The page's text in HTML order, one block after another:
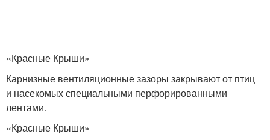
«Красные Крыши»
Карнизные вентиля­ционные зазоры закрыва­ют от птиц
и насекомых специальными перфорированными
лентами.
«Красные Крыши»